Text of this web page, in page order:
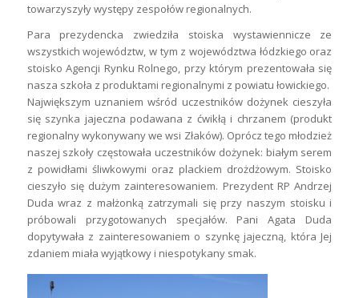
towarzyszyły występy zespołów regionalnych.
Para prezydencka zwiedziła stoiska wystawiennicze ze
wszystkich województw, w tym z województwa łódzkiego oraz
stoisko Agencji Rynku Rolnego, przy którym prezentowała się
nasza szkoła z produktami regionalnymi z powiatu łowickiego.
Największym uznaniem wśród uczestników dożynek cieszyła
się szynka jajeczna podawana z ćwikłą i chrzanem (produkt
regionalny wykonywany we wsi Złaków). Oprócz tego młodzież
naszej szkoły częstowała uczestników dożynek: białym serem
z powidłami śliwkowymi oraz plackiem drożdżowym. Stoisko
cieszyło się dużym zainteresowaniem. Prezydent RP Andrzej
Duda wraz z małżonką zatrzymali się przy naszym stoisku i
próbowali przygotowanych specjałów. Pani Agata Duda
dopytywała z zainteresowaniem o szynkę jajeczną, która Jej
zdaniem miała wyjątkowy i niespotykany smak.